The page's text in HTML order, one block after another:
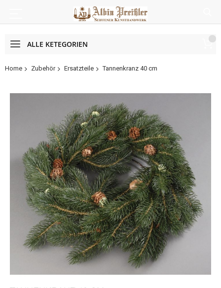
ALLE KETEGORIEN
Home Zubehör Ersatzteile Tannenkranz 40 cm
Ende